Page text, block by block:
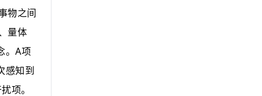
物之间
量体
。A项
感知到
项。